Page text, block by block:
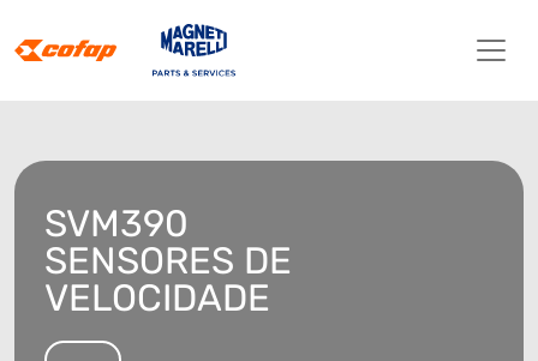
SVM390
SENSORES DE
VELOCIDADE